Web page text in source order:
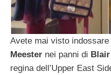
Avete mai visto
Meester nei panni di
regina dell’Upper East